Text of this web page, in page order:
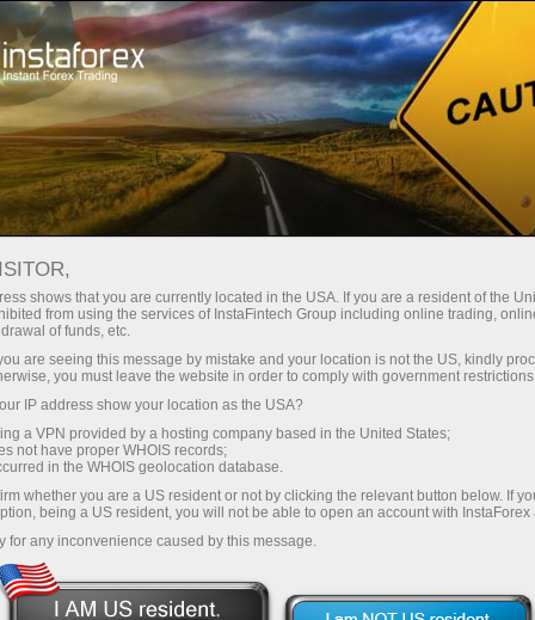
สำหรับเทรดเดอร์ เงื่อนไขการซื้อขาย
InstaForex Trading
Conditions
The quality of online trading depends greatly on
trading conditions
การฝากเงิน
การถอนเงิน
shows that you are currently located in the USA. If you are a resident of the
from using the services of InstaFintech Group including online trading,
of funds, etc.
are seeing this message by mistake and your location is not the US, kindly
you must leave the website in order to comply with government
IP address show your location as the USA?
a VPN provided by a hosting company based in the United States;
not have proper WHOIS records;
in the WHOIS geolocation database.
whether you are a US resident or not by clicking the relevant button below. If
being a US resident, you will not be able to open an account with InstaForex
for any inconvenience caused by this message.